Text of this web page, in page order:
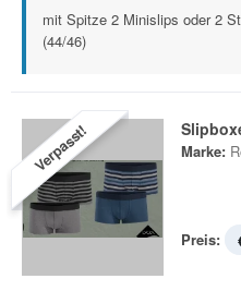
mit Spitze 2 Minislips oder 2
(44/46)
Verpasst! Marke:
Preis: